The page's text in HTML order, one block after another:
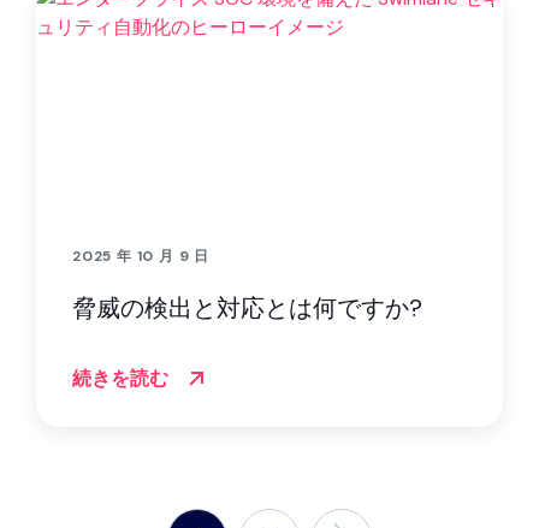
2025 年 10 月 9 日
脅威の検出と対応とは何ですか?
続きを読む